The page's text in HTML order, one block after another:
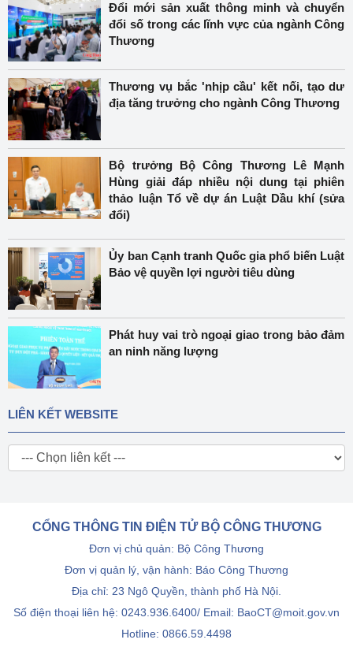
Đổi mới sản xuất thông minh và chuyển
đổi số trong các lĩnh vực của ngành Công
Thương
Thương vụ bắc 'nhịp cầu' kết nối, tạo dư
địa tăng trưởng cho ngành Công Thương
Bộ trưởng Bộ Công Thương Lê Mạnh
Hùng giải đáp nhiều nội dung tại phiên
thảo luận Tổ về dự án Luật Dầu khí (sửa
đổi)
Ủy ban Cạnh tranh Quốc gia phổ biến Luật
Bảo vệ quyền lợi người tiêu dùng
Phát huy vai trò ngoại giao trong bảo đảm
an ninh năng lượng
LIÊN KẾT WEBSITE
CỔNG THÔNG TIN ĐIỆN TỬ BỘ CÔNG THƯƠNG
Đơn vị chủ quản: Bộ Công Thương
Đơn vị quản lý, vận hành: Báo Công Thương
Địa chỉ: 23 Ngô Quyền, thành phố Hà Nội.
Số điện thoại liên hệ: 0243.936.6400/ Email: BaoCT@moit.gov.vn
Hotline: 0866.59.4498